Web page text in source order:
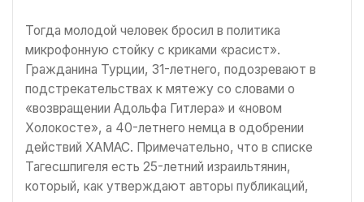
Тогда молодой человек бросил в политика
микрофонную стойку с криками «расист».
Гражданина Турции, 31-летнего, подозревают в
подстрекательствах к мятежу со словами о
«возвращении Адольфа Гитлера» и «новом
Холокосте», а 40-летнего немца в одобрении
действий ХАМАС. Примечательно, что в списке
Тагесшпигеля есть 25-летний израильтянин,
который, как утверждают авторы публикаций,